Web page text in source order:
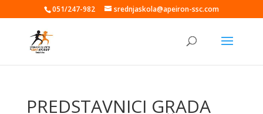
051/247-982 srednjaskola@apeiron-ssc.com
PREDSTAVNICI GRADA